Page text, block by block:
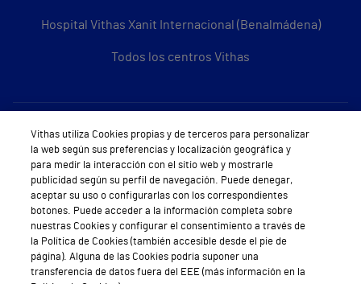
Hospital Vithas Xanit Internacional (Benalmádena)
Todos los centros Vithas
Sobre Vithas
Quiénes somos
Trabajar en Vithas
Teléfono Cita Médica
Teléfono Atención al Cliente
Vithas utiliza Cookies propias y de terceros para personalizar
la web según sus preferencias y localización geográfica y
para medir la interacción con el sitio web y mostrarle
publicidad según su perfil de navegación. Puede denegar,
aceptar su uso o configurarlas con los correspondientes
botones. Puede acceder a la información completa sobre
nuestras Cookies y configurar el consentimiento a través de
la Política de Cookies (también accesible desde el pie de
página). Alguna de las Cookies podría suponer una
transferencia de datos fuera del EEE (más información en la